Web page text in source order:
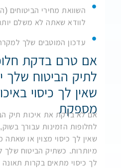
השוואת מחירי הביטוחים
לוודא שאתה לא משלם
עדכון המוטבים שלך
אם טרם בדקת
לתיק הביטוח שלך
שאין לך כיסוי
מספקת
אם לא בדקת את איכות תיק
לחלופות הזמינות עבורך
שאין לך כיסוי מצוין או
מיותרות. כשתיק הביטוח שלך
לך כיסוי מתאים בקרות תאונה